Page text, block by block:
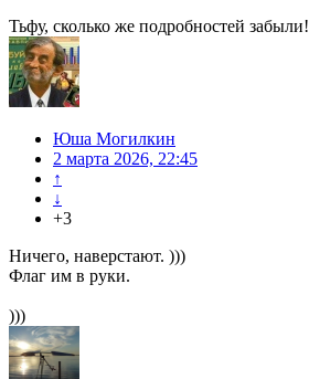
Тьфу, сколько же подробностей забыли!
Юша Могилкин
2 марта 2026, 22:45
↑
↓
+3
Ничего, наверстают. )))
Флаг им в руки.
)))